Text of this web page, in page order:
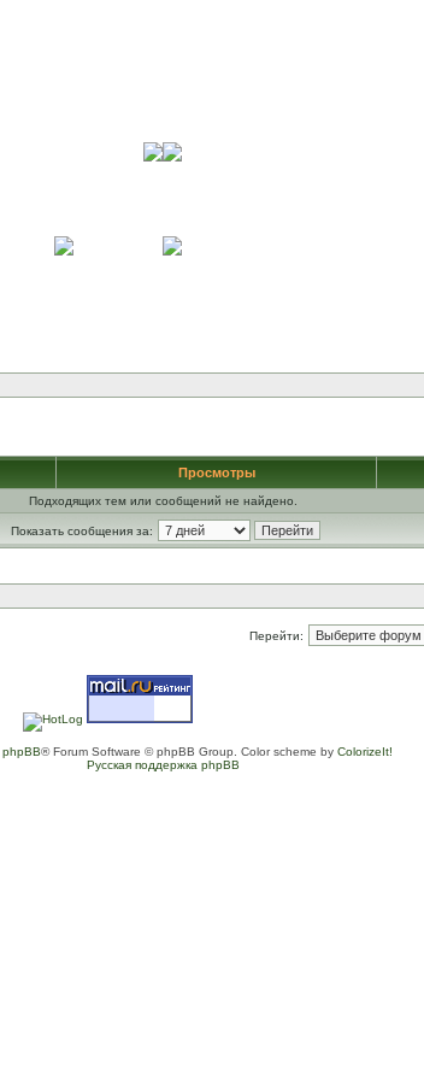
Просмотры
Подходящих тем или сообщений не найдено.
Показать сообщения за:
Перейти:
phpBB® Forum Software © phpBB Group. Color scheme by ColorizeIt!
Русская поддержка phpBB